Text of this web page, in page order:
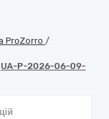
ProZorro /
UA-P-2026-06-09-